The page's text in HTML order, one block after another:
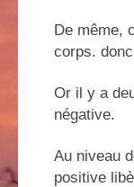
De même,
corps.
Or il y a
négative.
Au niveau
positive